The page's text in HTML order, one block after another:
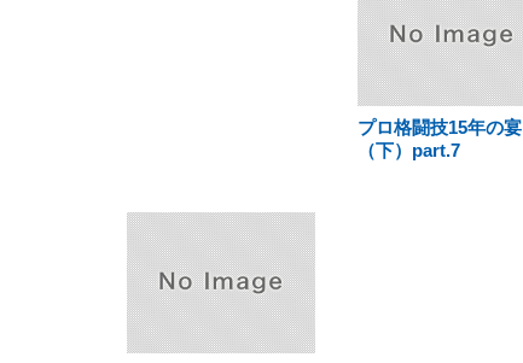
プロ格闘技15年の宴
（下）part.7